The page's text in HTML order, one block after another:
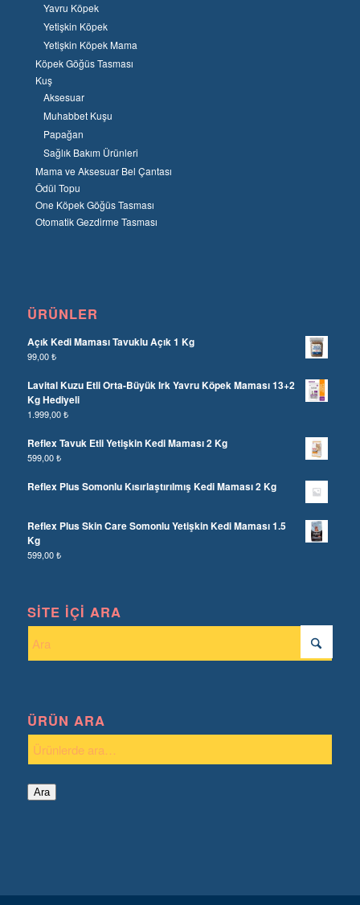
Yavru Köpek
Yetişkin Köpek
Yetişkin Köpek Mama
Köpek Göğüs Tasması
Kuş
Aksesuar
Muhabbet Kuşu
Papağan
Sağlık Bakım Ürünleri
Mama ve Aksesuar Bel Çantası
Ödül Topu
One Köpek Göğüs Tasması
Otomatik Gezdirme Tasması
ÜRÜNLER
Açık Kedi Maması Tavuklu Açık 1 Kg
99,00₺
Lavital Kuzu Etli Orta-Büyük Irk Yavru Köpek Maması 13+2
Kg Hediyeli
1.999,00₺
Reflex Tavuk Etli Yetişkin Kedi Maması 2 Kg
599,00₺
Reflex Plus Somonlu Kısırlaştırılmış Kedi Maması 2 Kg
Reflex Plus Skin Care Somonlu Yetişkin Kedi Maması 1.5
Kg
599,00₺
SITE İÇI ARA
ÜRÜN ARA
Ara